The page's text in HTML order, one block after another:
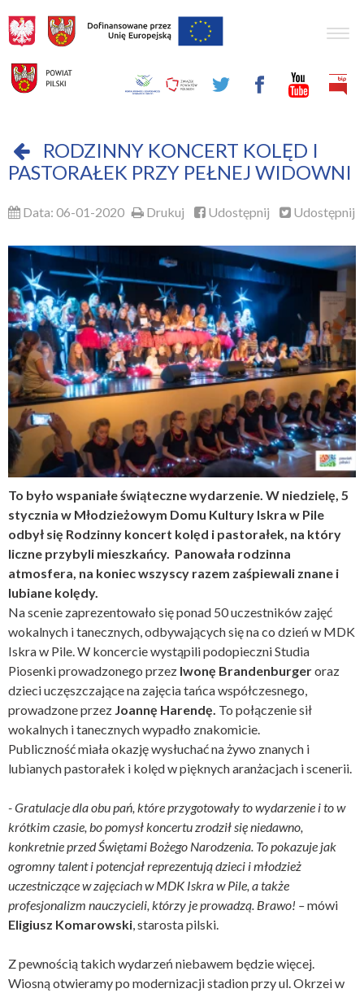
RODZINNY KONCERT KOLĘD I
PASTORAŁEK PRZY PEŁNEJ WIDOWNI
Data: 06-01-2020 Drukuj Udostępnij Udostępnij
To było wspaniałe świąteczne wydarzenie. W niedzielę, 5
stycznia w Młodzieżowym Domu Kultury Iskra w Pile
odbył się Rodzinny koncert kolęd i pastorałek, na który
liczne przybyli mieszkańcy. Panowała rodzinna
atmosfera, na koniec wszyscy razem zaśpiewali znane i
lubiane kolędy.
Na scenie zaprezentowało się ponad 50 uczestników zajęć
wokalnych i tanecznych, odbywających się na co dzień w MDK
Iskra w Pile. W koncercie wystąpili podopieczni Studia
Piosenki prowadzonego przez Iwonę Brandenburgeroraz
dzieci uczęszczające na zajęcia tańca współczesnego,
prowadzone przez Joannę Harendę. To połączenie sił
wokalnych i tanecznych wypadło znakomicie.
Publiczność miała okazję wysłuchać na żywo znanych i
lubianych pastorałek i kolęd w pięknych aranżacjach i scenerii.
- Gratulacje dla obu pań, które przygotowały to wydarzenie i to w
krótkim czasie, bo pomysł koncertu zrodził się niedawno,
konkretnie przed Świętami Bożego Narodzenia. To pokazuje jak
ogromny talent i potencjał reprezentują dzieci i młodzież
uczestniczące w zajęciach w MDK Iskra w Pile, a także
profesjonalizm nauczycieli, którzy je prowadzą. Brawo! –mówi
Eligiusz Komarowski, starosta pilski.
Z pewnością takich wydarzeń niebawem będzie więcej.
Wiosną otwieramy po modernizacji stadion przy ul. Okrzei w